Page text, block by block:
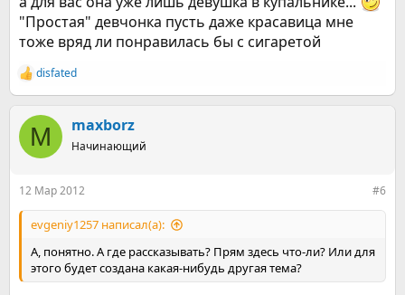
"Простая" девчонка пусть даже красавица мне
тоже вряд ли понравилась бы с сигаретой
Р
е
к
ц
и
disfated
M maxborz
Начинающий
12 Мар 2012 #6
evgeniy1257 написал(а):
А, понятно. А где рассказывать? Прям здесь что-ли? Или для
этого будет создана какая-нибудь другая тема?